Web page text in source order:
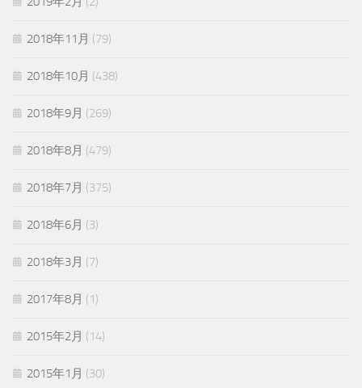
2018年11月 (79)
2018年10月 (438)
2018年9月 (269)
2018年8月 (479)
2018年7月 (375)
2018年6月 (3)
2018年3月 (7)
2017年8月 (1)
2015年2月 (14)
2015年1月 (30)